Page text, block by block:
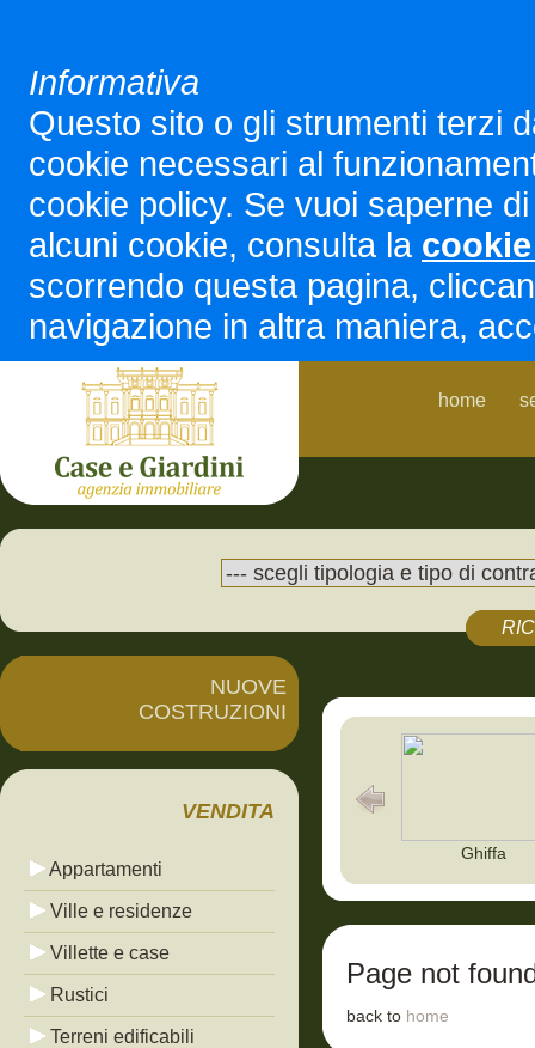
Informativa
Questo sito o gli strumenti terzi
cookie necessari al
cookie policy. Se vuoi saperne
alcuni cookie, consulta la
scorrendo questa pagina,
navigazione in altra maniera,
home
NUOVE
COSTRUZIONI
VENDITA
Appartamenti
Ville e residenze
Villette e case
Rustici
Terreni edificabili
Ghiffa
Page not
back to home